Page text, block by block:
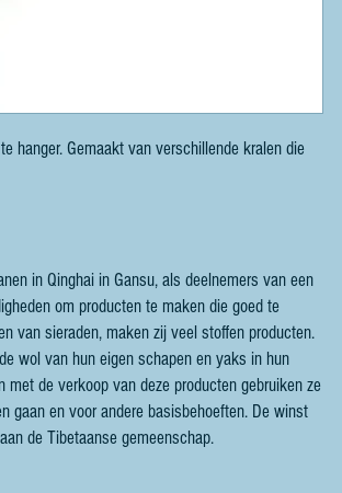
hanger. Gemaakt van verschillende kralen die
in Qinghai in Gansu, als deelnemers van een
om producten te maken die goed te
van sieraden, maken zij veel stoffen producten.
wol van hun eigen schapen en yaks in hun
met de verkoop van deze producten gebruiken ze
gaan en voor andere basisbehoeften. De winst
de Tibetaanse gemeenschap.